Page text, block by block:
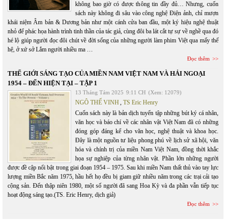
không bao giờ có được thông tin đầy đủ… Nhưng, cuốn
sách này không đi sâu vào công nghệ Điện ảnh, chỉ mượn
khái niệm Âm bản & Dương bản như một cánh cửa ban đầu, một ký hiệu nghệ thuật
nhỏ để phác họa hành trình tinh thần của tác giả, cùng đôi ba lát cắt tự sự về nghề qua đó
hé lộ giúp người đọc đôi chút về đời sống của những người làm phim Việt qua mấy thế
hệ, ở xứ sở Lắm người nhiều ma …
Đọc thêm
THẾ GIỚI SÁNG TẠO CỦA MIỀN NAM VIỆT NAM VÀ HẢI NGOẠI
1954 – ĐẾN HIỆN TẠI – TẬP 1
13 Tháng Tám 2025 9:11 CH (Xem: 12079)
NGÔ THẾ VINH, TS Eric Henry
Cuốn sách này là bản dịch tuyển tập những bút ký cá nhân,
văn học và báo chí về các nhân vật Việt Nam đã có những
đóng góp đáng kể cho văn học, nghệ thuật và khoa học.
Đây là một nguồn tư liệu phong phú về lịch sử xã hội, văn
hóa và chính trị của miền Nam Việt Nam, đồng thời khắc
họa sự nghiệp của từng nhân vật. Phần lớn những người
được đề cập nổi bật trong giai đoạn 1954 – 1975. Sau khi miền Nam thất thủ vào tay lực
lượng miền Bắc năm 1975, hầu hết họ đều bị giam giữ nhiều năm trong các trại cải tạo
cộng sản. Đến thập niên 1980, một số người đã sang Hoa Kỳ và đa phần vẫn tiếp tục
hoạt động sáng tạo.(TS. Eric Henry, dịch giả)
Đọc thêm